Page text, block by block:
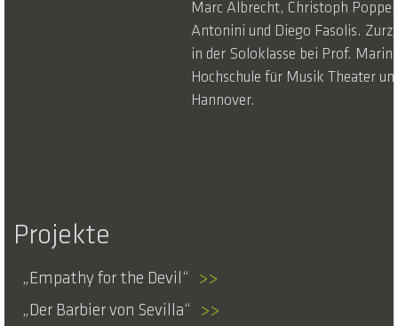
Marc Albrecht, Christoph
Antonini und Diego Fasolis.
in der Soloklasse bei Prof.
Hochschule für Musik Theater
Hannover.
Projekte
Empathy for the Devil
>>
Der Barbier von Sevilla
>>